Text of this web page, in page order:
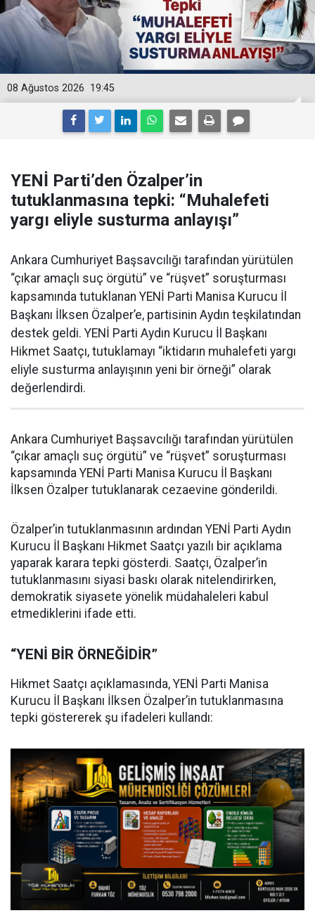
19:45
08 Ağustos 2026
YENİ Parti’den Özalper’in
tutuklanmasına tepki: “Muhalefeti
yargı eliyle susturma anlayışı”
Ankara Cumhuriyet Başsavcılığı tarafından yürütülen
“çıkar amaçlı suç örgütü” ve “rüşvet” soruşturması
kapsamında tutuklanan YENİ Parti Manisa Kurucu İl
Başkanı İlksen Özalper’e, partisinin Aydın teşkilatından
destek geldi. YENİ Parti Aydın Kurucu İl Başkanı
Hikmet Saatçı, tutuklamayı “iktidarın muhalefeti yargı
eliyle susturma anlayışının yeni bir örneği” olarak
değerlendirdi.
Ankara Cumhuriyet Başsavcılığı tarafından yürütülen
“çıkar amaçlı suç örgütü” ve “rüşvet” soruşturması
kapsamında YENİ Parti Manisa Kurucu İl Başkanı
İlksen Özalper tutuklanarak cezaevine gönderildi.
Özalper’in tutuklanmasının ardından YENİ Parti Aydın
Kurucu İl Başkanı Hikmet Saatçı yazılı bir açıklama
yaparak karara tepki gösterdi. Saatçı, Özalper’in
tutuklanmasını siyasi baskı olarak nitelendirirken,
demokratik siyasete yönelik müdahaleleri kabul
etmediklerini ifade etti.
“YENİ BİR ÖRNEĞİDİR”
Hikmet Saatçı açıklamasında, YENİ Parti Manisa
Kurucu İl Başkanı İlksen Özalper’in tutuklanmasına
tepki göstererek şu ifadeleri kullandı: